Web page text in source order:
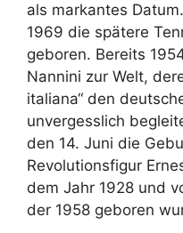
als markantes
1969 die spätere
geboren. Bereits
Nannini zur Welt,
italiana“ den
unvergesslich
den 14. Juni die
Revolutionsfigur
dem Jahr 1928 und
der 1958 geboren